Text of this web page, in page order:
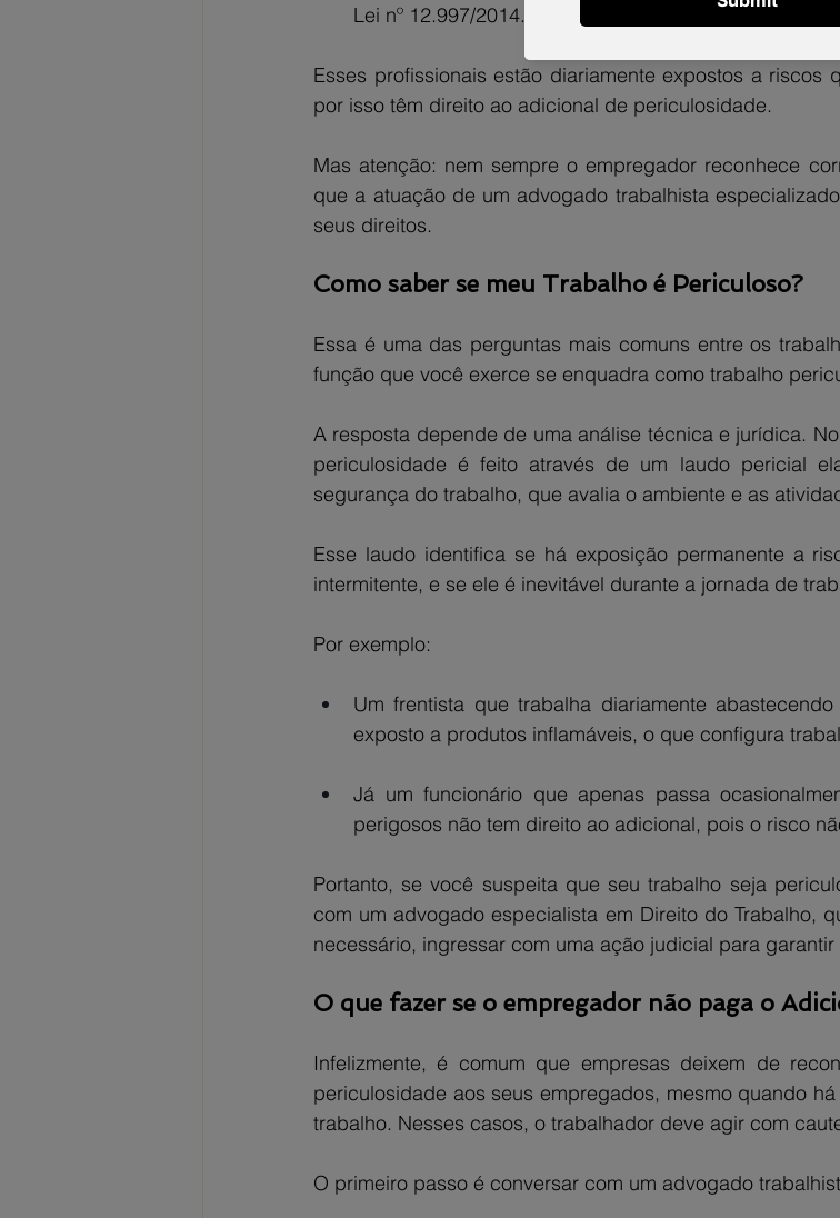
Lei nº 12.997/2014.
Esses profissionais estão diariamente expostos a
por isso têm direito ao adicional de periculosidade.
Mas atenção: nem sempre o empregador reconhece
que a atuação de um advogado trabalhista
seus direitos.
Como saber se meu Trabalho é Periculoso?
Essa é uma das perguntas mais comuns entre os
função que você exerce se enquadra como trabalho
A resposta depende de uma análise técnica e jurídica.
periculosidade é feito através de um laudo pericial
segurança do trabalho, que avalia o ambiente e as
Esse laudo identifica se há exposição permanente a
intermitente, e se ele é inevitável durante a jornada de
Por exemplo:
Um frentista que trabalha diariamente
exposto a produtos inflamáveis, o que configura
Já um funcionário que apenas passa
perigosos não tem direito ao adicional, pois o risco
Portanto, se você suspeita que seu trabalho seja
com um advogado especialista em Direito do Trabalho,
necessário, ingressar com uma ação judicial para
O que fazer se o empregador não paga o
Infelizmente, é comum que empresas deixem de
periculosidade aos seus empregados, mesmo quando
trabalho. Nesses casos, o trabalhador deve agir com
O primeiro passo é conversar com um advogado